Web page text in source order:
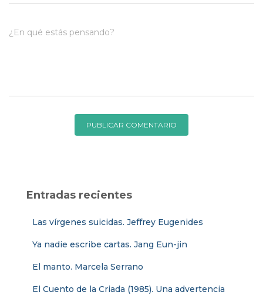
¿En qué estás pensando?
Entradas recientes
Las vírgenes suicidas. Jeffrey Eugenides
Ya nadie escribe cartas. Jang Eun-jin
El manto. Marcela Serrano
El Cuento de la Criada (1985). Una advertencia